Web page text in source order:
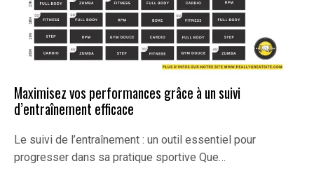
Maximisez vos performances grâce à un suivi
d’entraînement efficace
Le suivi de l’entraînement : un outil essentiel pour
progresser dans sa pratique sportive Que…